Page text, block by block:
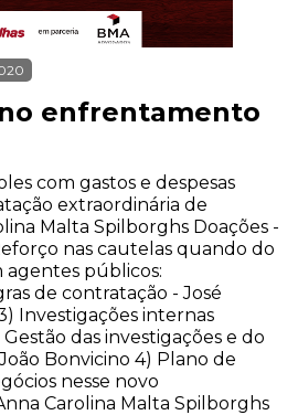
enfrentamento
com gastos e despesas
extraordinária de
Malta Spilborghs Doações -
nas cautelas quando do
públicos:
de contratação - José
Investigações internas
das investigações e do
Bonvicino 4) Plano de
nesse novo
Carolina Malta Spilborghs